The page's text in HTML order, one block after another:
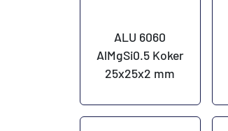
ALU 6060
AlMgSi0.5 Koker
25x25x2 mm